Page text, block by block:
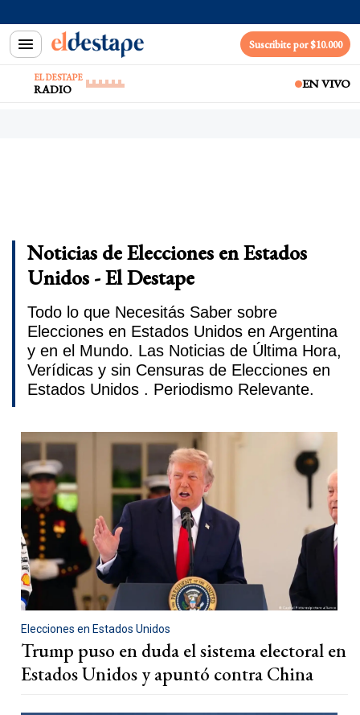
Suscribite por $10.000
EL DESTAPE
RADIO EN VIVO
Noticias de Elecciones en Estados
Unidos - El Destape
Todo lo que Necesitás Saber sobre
Elecciones en Estados Unidos en Argentina
y en el Mundo. Las Noticias de Última Hora,
Verídicas y sin Censuras de Elecciones en
Estados Unidos . Periodismo Relevante.
Elecciones en Estados Unidos
Trump puso en duda el sistema electoral en
Estados Unidos y apuntó contra China